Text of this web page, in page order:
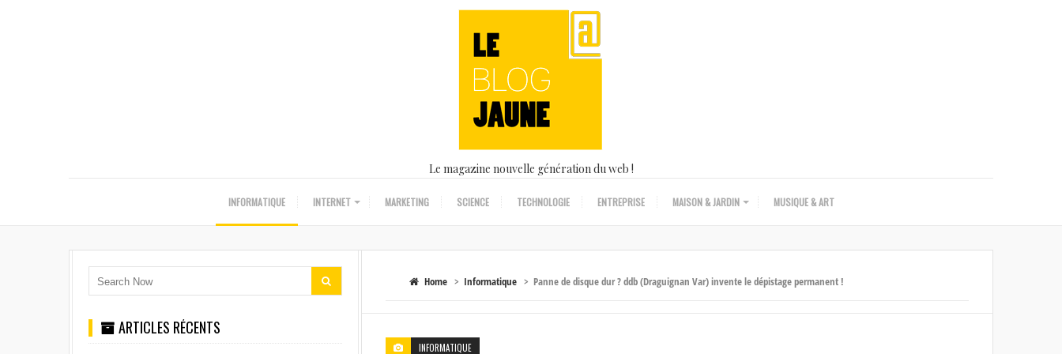
Le magazine nouvelle génération du web !
INFORMATIQUE INTERNET MARKETING SCIENCE TECHNOLOGIE ENTREPRISE MAISON & JARDIN MUSIQUE & ART
Home > Informatique > Panne de disque dur ? ddb (Draguignan Var) invente le dépistage permanent !
INFORMATIQUE
ARTICLES RÉCENTS